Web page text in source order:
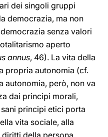
dei singoli gruppi
democrazia, ma non
senza valori
aperto
annus, 46). La vita della
propria autonomia (cf.
autonomia, però, non va
dai principi morali,
principi etici porta
vita sociale, alla
della persona